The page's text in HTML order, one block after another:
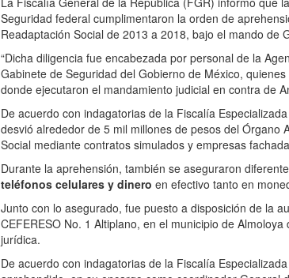
Seguridad federal cumplimentaron la orden de
Readaptación Social de 2013 a 2018, bajo el mando de
“Dicha diligencia fue encabezada por personal de la
Gabinete de Seguridad del Gobierno de México,
donde ejecutaron el mandamiento judicial en contra de
De acuerdo con indagatorias de la Fiscalía
desvió alrededor de 5 mil millones de pesos del Órgano
Social mediante contratos simulados y empresas
Durante la aprehensión, también se aseguraron
teléfonos celulares y dinero en efectivo tanto en
Junto con lo asegurado, fue puesto a disposición de la
CEFERESO No. 1 Altiplano, en el municipio de
jurídica.
De acuerdo con indagatorias de la Fiscalía